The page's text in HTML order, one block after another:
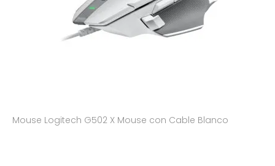
Mouse Logitech G502 X Mouse con Cable Blanco